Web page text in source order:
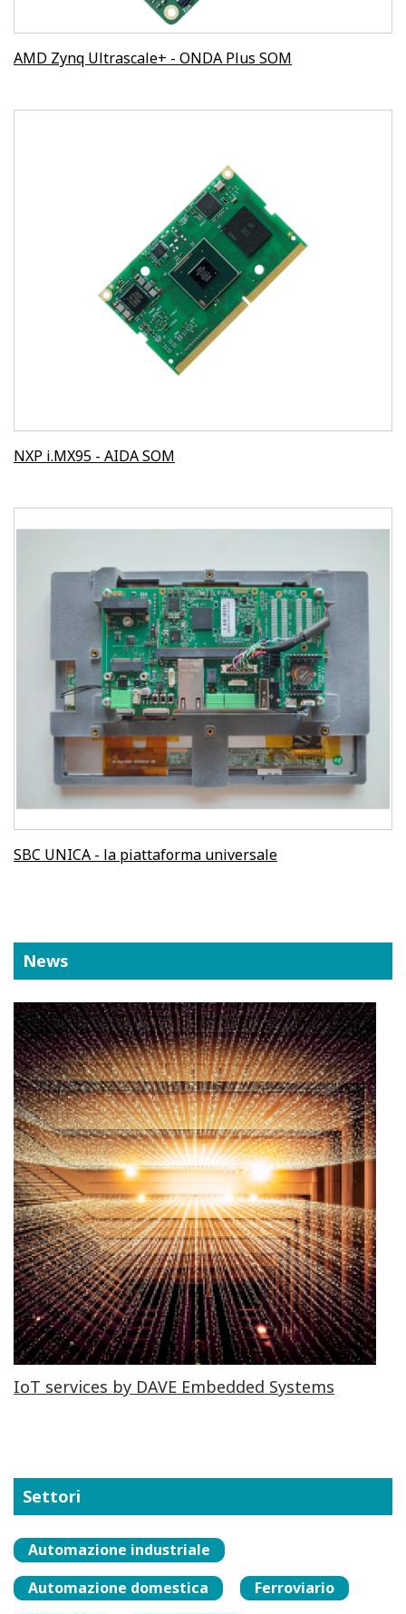
AMD Zynq Ultrascale+ - ONDA Plus SOM
NXP i.MX95 - AIDA SOM
SBC UNICA - la piattaforma universale
News
IoT services by DAVE Embedded Systems
Settori
Automazione industriale
Automazione domestica
Ferroviario